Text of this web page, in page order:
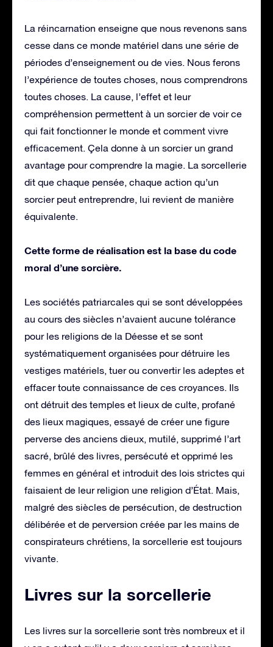
La réincarnation enseigne que nous revenons sans
cesse dans ce monde matériel dans une série de
périodes d’enseignement ou de vies. Nous ferons
l’expérience de toutes choses, nous comprendrons
toutes choses. La cause, l’effet et leur
compréhension permettent à un sorcier de voir ce
qui fait fonctionner le monde et comment vivre
efficacement. Çela donne à un sorcier un grand
avantage pour comprendre la magie. La sorcellerie
dit que chaque pensée, chaque action qu’un
sorcier peut entreprendre, lui revient de manière
équivalente.
Cette forme de réalisation est la base du code
moral d’une sorcière.
Les sociétés patriarcales qui se sont développées
au cours des siècles n’avaient aucune tolérance
pour les religions de la Déesse et se sont
systématiquement organisées pour détruire les
vestiges matériels, tuer ou convertir les adeptes et
effacer toute connaissance de ces croyances. Ils
ont détruit des temples et lieux de culte, profané
des lieux magiques, essayé de créer une figure
perverse des anciens dieux, mutilé, supprimé l’art
sacré, brûlé des livres, persécuté et opprimé les
femmes en général et introduit des lois strictes qui
faisaient de leur religion une religion d’État. Mais,
malgré des siècles de persécution, de destruction
délibérée et de perversion créée par les mains de
conspirateurs chrétiens, la sorcellerie est toujours
vivante.
Livres sur la sorcellerie
Les livres sur la sorcellerie sont très nombreux et il